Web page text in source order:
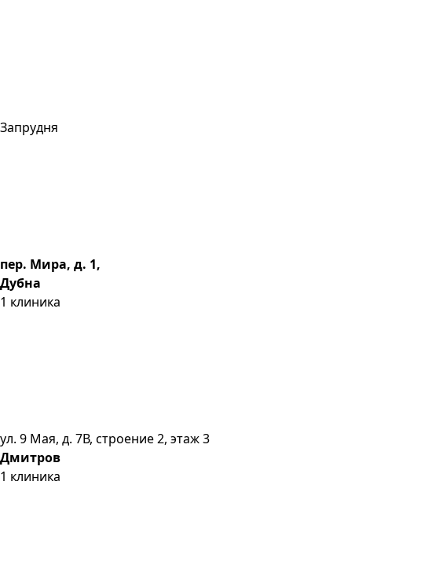
Запрудня
пер. Мира, д. 1,
Дубна
1 клиника
ул. 9 Мая, д. 7В, строение 2, этаж 3
Дмитров
1 клиника